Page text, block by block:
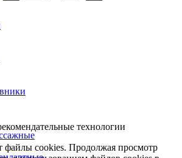
технологии
файлы cookies. Продолжая просмотр